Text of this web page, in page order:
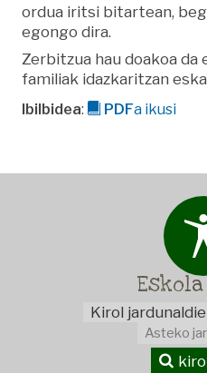
ordua iritsi bitartean,
egongo dira.
Zerbitzua hau doakoa da
familiak idazkaritzan
Ibilbidea: PDFa ikusi
Kirol
Asteko